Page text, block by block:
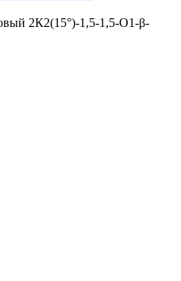
2К2(15°)-1,5-1,5-О1-β-